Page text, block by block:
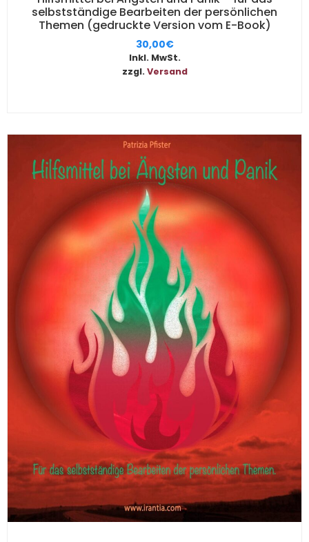
selbstständige Bearbeiten der persönlichen
Themen (gedruckte Version vom E-Book)
30,00€
Inkl. MwSt.
zzgl. Versand